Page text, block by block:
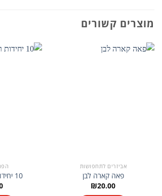
מוצרים קשורים
אביזרים לתחפושות
פאה קארה לבן
₪20.00
10 יחידות רעשן לילדים